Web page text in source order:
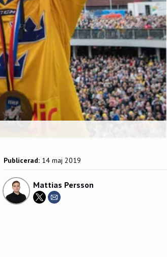
Publicerad: 14 maj 2019
Mattias Persson